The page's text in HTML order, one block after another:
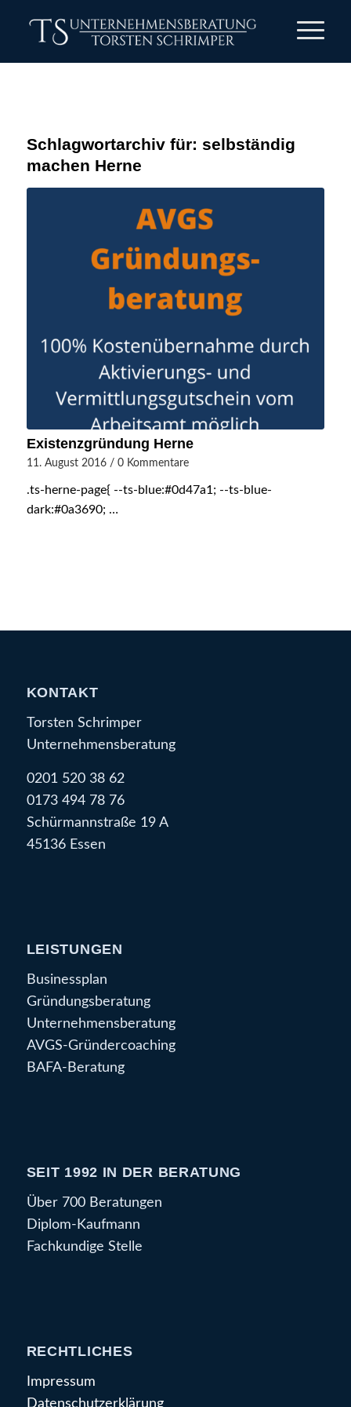
Schlagwortarchiv für: selbständig
machen Herne
Existenzgründung Herne
11. August 2016 / 0 Kommentare
.ts-herne-page{ --ts-blue:#0d47a1; --ts-blue-
dark:#0a3690; …
KONTAKT
Torsten Schrimper
Unternehmensberatung
0201 520 38 62
0173 494 78 76
Schürmannstraße 19 A
45136 Essen
LEISTUNGEN
Businessplan
Gründungsberatung
Unternehmensberatung
AVGS-Gründercoaching
BAFA-Beratung
SEIT 1992 IN DER BERATUNG
Über 700 Beratungen
Diplom-Kaufmann
Fachkundige Stelle
RECHTLICHES
Impressum
Datenschutzerklärung